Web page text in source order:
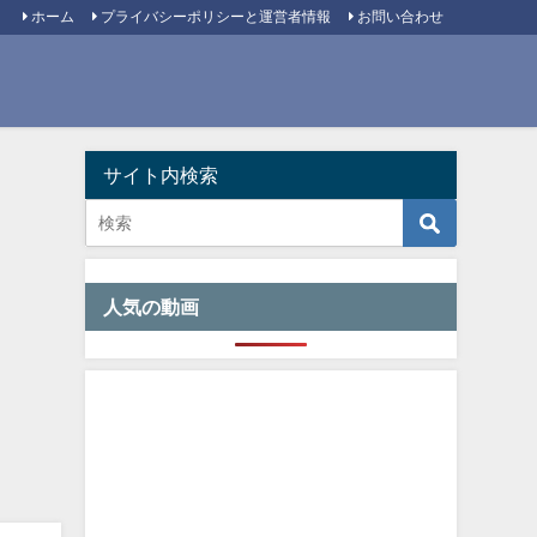
ホーム プライバシーポリシーと運営者情報 お問い合わせ
サイト内検索
人気の動画